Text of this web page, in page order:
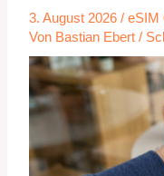
3. August 2026/eSIM
Von Bastian Ebert/